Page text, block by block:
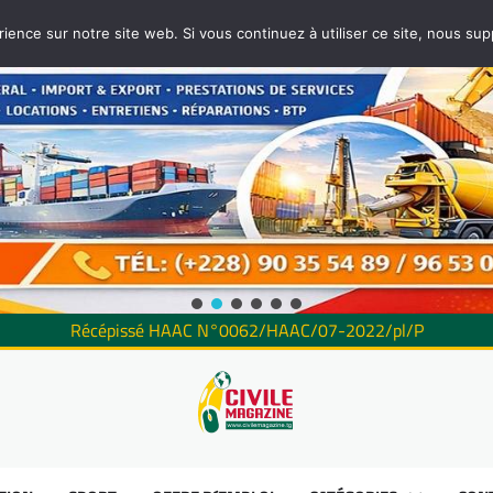
Récépissé HAAC N°0062/HAAC/07-2022/pl/P
sur notre site web. Si vous continuez à utiliser ce site, nous